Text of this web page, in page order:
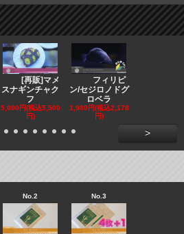
[再販]マメ
スナギンチャク
フ
5,000円(税込5,500
円)
フィリピ
ン/セジロノドグ
ロベラ
1,980円(税込2,178
円)
>
No.2 No.3